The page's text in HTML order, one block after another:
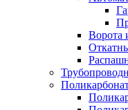
Ворота